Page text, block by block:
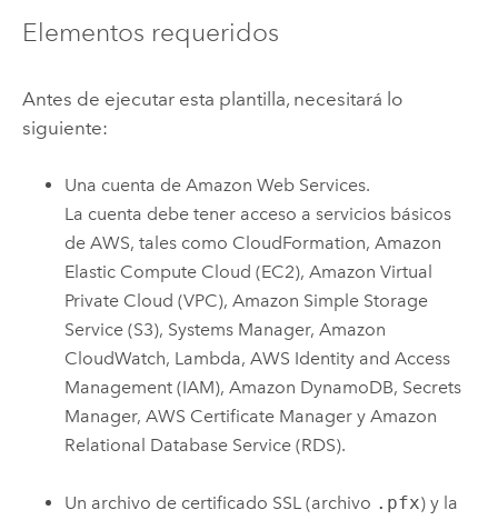
Elementos requeridos
Antes de ejecutar esta plantilla, necesitará lo
siguiente:
Una cuenta deAmazon Web Services.
La cuenta debe tener acceso a servicios básicos
deAWS, tales como CloudFormation,Amazon
Elastic Compute Cloud (EC2),Amazon Virtual
Private Cloud (VPC),Amazon Simple Storage
Service (S3), Systems Manager,Amazon
CloudWatch, Lambda,AWS Identity and Access
Management (IAM),Amazon DynamoDB, Secrets
Manager,AWS Certificate Manager yAmazon
Relational Database Service (RDS).
Un archivo de certificado SSL (archivo .pfx) y la